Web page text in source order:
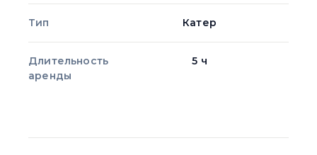
Тип Катер
Длительность
аренды
5 ч